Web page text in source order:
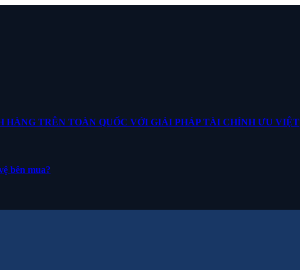
HÀNG TRÊN TOÀN QUỐC VỚI GIẢI PHÁP TÀI CHÍNH ƯU VIỆT
bên mua?